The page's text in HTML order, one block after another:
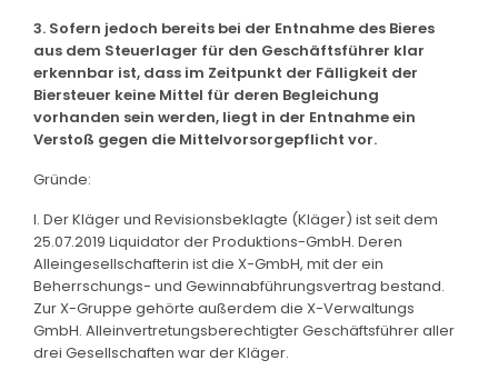
3. Sofern jedoch bereits bei der Entnahme des Bieres
aus dem Steuerlager für den Geschäftsführer klar
erkennbar ist, dass im Zeitpunkt der Fälligkeit der
Biersteuer keine Mittel für deren Begleichung
vorhanden sein werden, liegt in der Entnahme ein
Verstoß gegen die Mittelvorsorgepflicht vor.
Gründe:
I. Der Kläger und Revisionsbeklagte (Kläger) ist seit dem
25.07.2019 Liquidator der Produktions-GmbH. Deren
Alleingesellschafterin ist die X-GmbH, mit der ein
Beherrschungs- und Gewinnabführungsvertrag bestand.
Zur X-Gruppe gehörte außerdem die X-Verwaltungs
GmbH. Alleinvertretungsberechtigter Geschäftsführer aller
drei Gesellschaften war der Kläger.